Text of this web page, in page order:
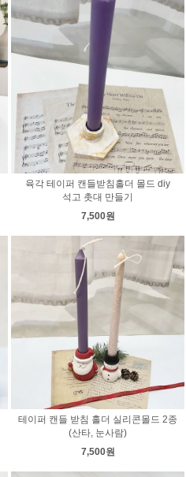
육각 테이퍼 캔들받침홀더 몰드 diy
석고 촛대 만들기
7,500원
테이퍼 캔들 받침 홀더 실리콘몰드 2종
(산타, 눈사람)
7,500원